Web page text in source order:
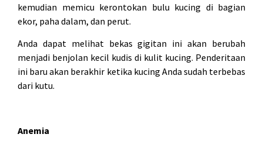
kemudian memicu kerontokan bulu kucing di bagian
ekor, paha dalam, dan perut.
Anda dapat melihat bekas gigitan ini akan berubah
menjadi benjolan kecil kudis di kulit kucing. Penderitaan
ini baru akan berakhir ketika kucing Anda sudah terbebas
dari kutu.
Anemia